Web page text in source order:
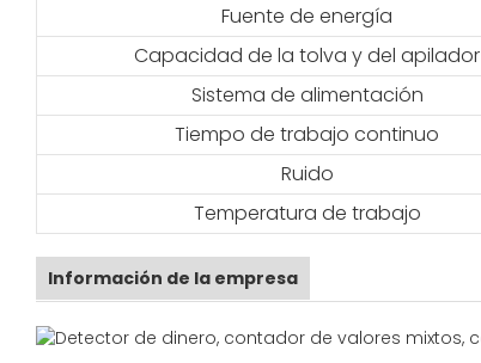
Fuente de energía
Capacidad de la tolva y del apilador
Sistema de alimentación
Tiempo de trabajo continuo
Ruido
Temperatura de trabajo
Información de la empresa